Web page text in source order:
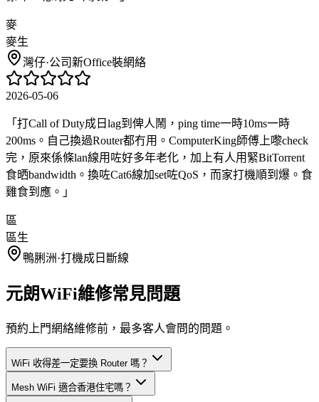
麥
麥生
灣仔·公司新Office裝網絡
2026-05-06
「 打Call of Duty成日lag到俾人鬧，ping time一時10ms一時
200ms。自己換過Router都冇用。ComputerKing師傅上嚟check
完，原來係條lan線用咗好多年老化，加上有人用緊BitTorrent
食晒bandwidth。換咗Cat6線加set咗QoS，而家打機順到爆。食
雞食到應。 」
區
區生
鴨脷洲·打機成日斷線
元朗WiFi維修常見問題
預約上門網絡維修前，最多客人會問的問題。
WiFi 收得差一定要換 Router 嗎？
Mesh WiFi 適合香港住宅嗎？